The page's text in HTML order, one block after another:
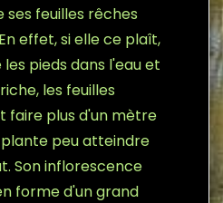
feuilles rêches
effet, si elle ce plaît,
pieds dans l'eau et
les feuilles
faire plus d'un mètre
peu atteindre
Son inflorescence
forme d'un grand